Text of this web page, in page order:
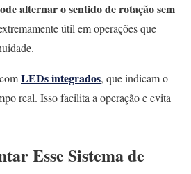
alternar o sentido de rotação sem
útil em operações que
LEDs integrados, que indicam o
real. Isso facilita a operação e evita
Esse Sistema de